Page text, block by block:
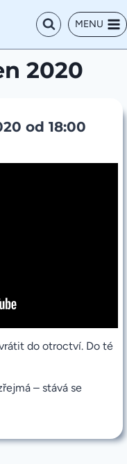
MENU
2020
od 18:00
do otroctví. Do té
– stává se